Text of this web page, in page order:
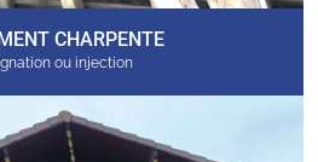
CHARPENTE
ou injection